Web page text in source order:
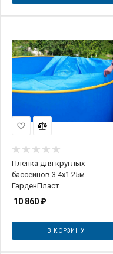
Пленка для круглых
бассейнов 3.4х1.25м
ГарденПласт
10 860₽
В КОРЗИНУ